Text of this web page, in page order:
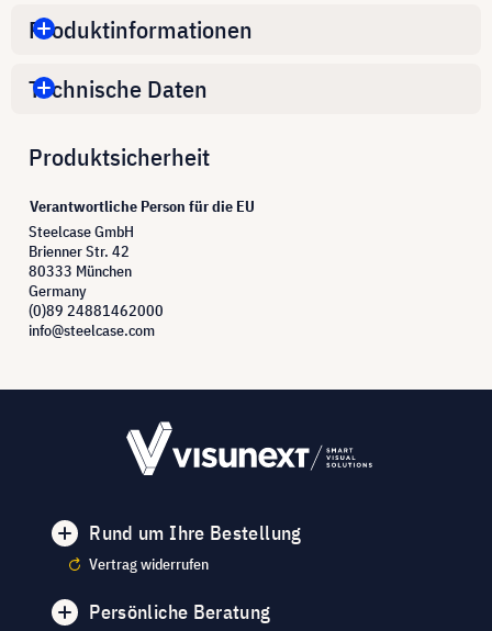
Produktinformationen
Technische Daten
Produktsicherheit
Verantwortliche Person für die EU
Steelcase GmbH
Brienner Str. 42
80333 München
Germany
(0)89 24881462000
info@steelcase.com
Rund um Ihre Bestellung
Vertrag widerrufen
Persönliche Beratung